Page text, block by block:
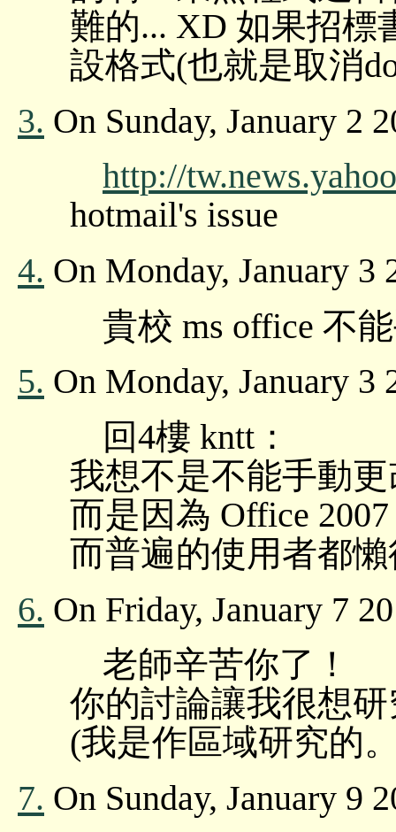
難的... XD 如果招標
設格式(也就是取消
3. On Sunday, January 2
http://
hotmail's issue
4. On Monday, January 3
貴校 ms office 不
5. On Monday, January 3
回4樓 kntt：
我想不是不能手動
而是因為 Office
而普遍的使用者都
6. On Friday, January 7
老師辛苦你了！
你的討論讓我很想
(我是作區域研究的
7. On Sunday, January 9